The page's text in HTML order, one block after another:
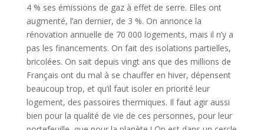
4 % ses émissions de gaz à effet de serre. Elles ont
augmenté, l’an dernier, de 3 %. On annonce la
rénovation annuelle de 70 000 logements, mais il n’y a
pas les financements. On fait des isolations partielles,
bricolées. On sait depuis vingt ans que des millions de
Français ont du mal à se chauffer en hiver, dépensent
beaucoup trop, et qu’il faut isoler en priorité leur
logement, des passoires thermiques. Il faut agir aussi
bien pour la qualité de vie de ces personnes, pour leur